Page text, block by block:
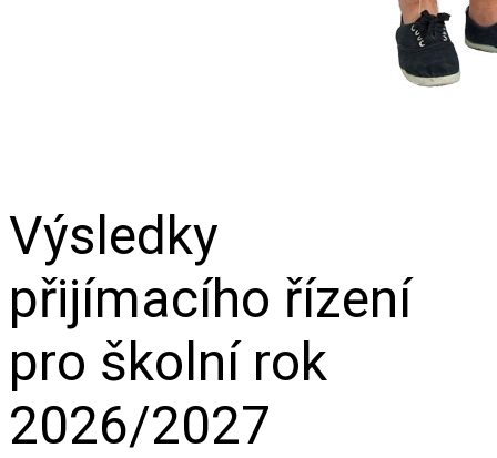
Výsledky
přijímacího řízení
pro školní rok
2026/2027